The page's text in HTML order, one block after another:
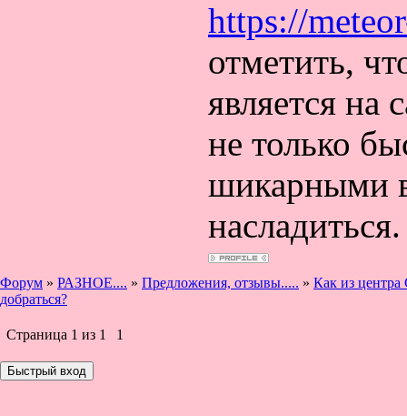
https://
отметить,
является на
не только
шикарными
насладиться.
Форум » РАЗНОЕ.... » Предложения, отзывы..... » Как из центра
добраться?
Страница 1 из 1 1